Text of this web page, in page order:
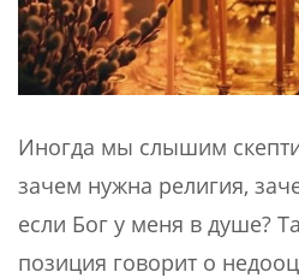
Иногда мы слышим
зачем нужна религия,
если Бог у меня в душе?
позиция говорит о